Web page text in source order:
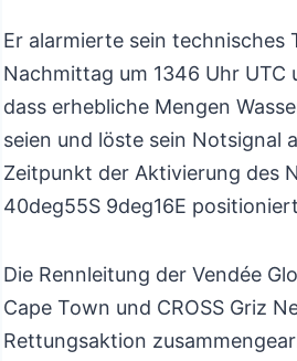
Er alarmierte sein technisches
Nachmittag um 1346 Uhr UTC
dass erhebliche Mengen
seien und löste sein Notsignal
Zeitpunkt der Aktivierung des
40deg55S 9deg16E
Die Rennleitung der Vendée
Cape Town und CROSS Griz
Rettungsaktion